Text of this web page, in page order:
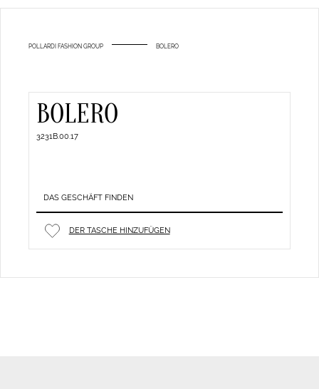
POLLARDI FASHION GROUP BOLERO
BOLERO
3231B.00.17
DAS GESCHÄFT FINDEN
DER TASCHE HINZUFÜGEN